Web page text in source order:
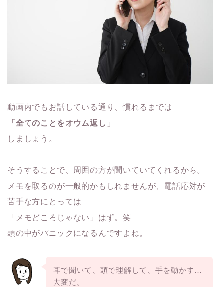
動画内でもお話している通り、慣れるまでは
「全てのことをオウム返し」
しましょう。
そうすることで、周囲の方が聞いていてくれるから。
メモを取るのが一般的かもしれませんが、電話応対が
苦手な方にとっては
「メモどころじゃない」はず。笑
頭の中がパニックになるんですよね。
耳で聞いて、頭で理解して、手を動かす…
大変だ。